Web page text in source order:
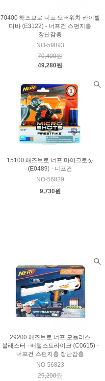
70400 해즈브로 너프 오버워치 라이벌
디바 (E3122) - 너프건 스펀지총
장난감총
NO-59093
70,400원
49,280원
15100 해즈브로 너프 마이크로샷
(E0489) - 너프건
NO-56839
9,730원
29200 해즈브로 너프 모듈러스
블래스터 - 배럴스트라이크 (C0615) -
너프건 스펀지총 장난감총
NO-56823
29,200원